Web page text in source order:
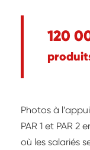
120
Photos à
PAR 1 et PAR 2
où les salariés